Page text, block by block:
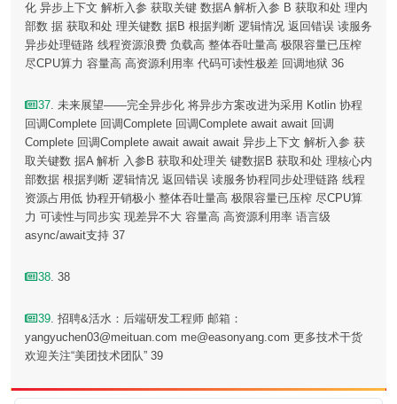
化 异步上下文 解析入参 获取关键 数据A 解析入参 B 获取和处 理内
部数 据 获取和处 理关键数 据B 根据判断 逻辑情况 返回错误 读服务
异步处理链路 线程资源浪费 负载高 整体吞吐量高 极限容量已压榨
尽CPU算力 容量高 高资源利用率 代码可读性极差 回调地狱 36
37. 未来展望——完全异步化 将异步方案改进为采用 Kotlin 协程
回调Complete 回调Complete 回调Complete await await 回调
Complete 回调Complete await await await 异步上下文 解析入参 获
取关键数 据A 解析 入参B 获取和处理关 键数据B 获取和处 理核心内
部数据 根据判断 逻辑情况 返回错误 读服务协程同步处理链路 线程
资源占用低 协程开销极小 整体吞吐量高 极限容量已压榨 尽CPU算
力 可读性与同步实 现差异不大 容量高 高资源利用率 语言级
async/await支持 37
38. 38
39. 招聘&活水：后端研发工程师 邮箱：
yangyuchen03@meituan.com me@easonyang.com 更多技术干货
欢迎关注“美团技术团队” 39